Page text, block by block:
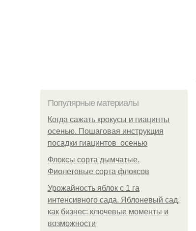
Популярные материалы
Когда сажать крокусы и гиацинты
осенью. Пошаговая инструкция
посадки гиацинтов осенью
Флоксы сорта дымчатые.
Фиолетовые сорта флоксов
Урожайность яблок с 1 га
интенсивного сада. Яблоневый сад,
как бизнес: ключевые моменты и
возможности